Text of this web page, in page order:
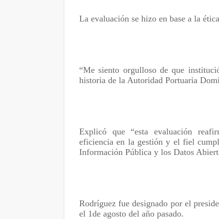
La evaluación se hizo en base a la
“Me siento orgulloso de que
historia de la Autoridad Portuaria
Explicó que “esta evaluación
eficiencia en la gestión y el fiel
Información Pública y los Datos
Rodríguez fue designado por el
el 1de agosto del año pasado.